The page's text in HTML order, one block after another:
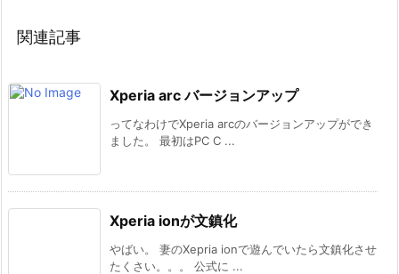
関連記事
Xperia arc バージョンアップ
ってなわけでXperia arcのバージョンアップができ
ました。 最初はPC C ...
Xperia ionが文鎮化
やばい。 妻のXepria ionで遊んでいたら文鎮化させ
たくさい。。。 公式に ...